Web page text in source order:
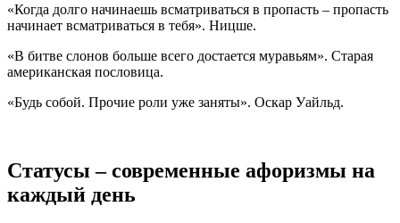
«Когда долго начинаешь всматриваться в пропасть – пропасть
начинает всматриваться в тебя». Ницше.
«В битве слонов больше всего достается муравьям». Старая
американская пословица.
«Будь собой. Прочие роли уже заняты». Оскар Уайльд.
Статусы – современные афоризмы на
каждый день